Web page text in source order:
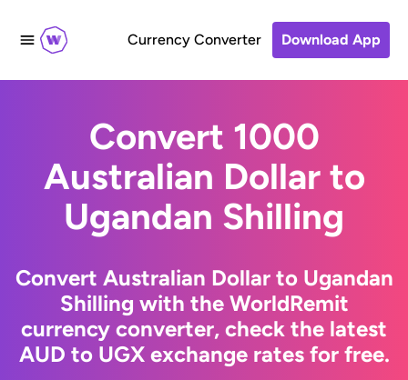
Currency Converter Download App
Convert 1000
Australian Dollar to
Ugandan Shilling
Convert Australian Dollar to Ugandan
Shilling with the WorldRemit
currency converter, check the latest
AUD to UGX exchange rates for free.